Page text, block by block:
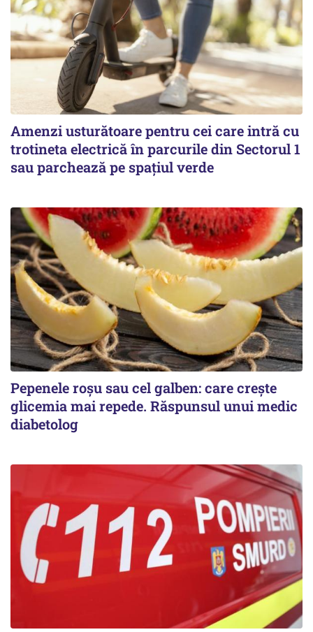
Amenzi usturătoare pentru cei care intră cu
trotineta electrică în parcurile din Sectorul 1
sau parchează pe spațiul verde
Pepenele roșu sau cel galben: care crește
glicemia mai repede. Răspunsul unui medic
diabetolog